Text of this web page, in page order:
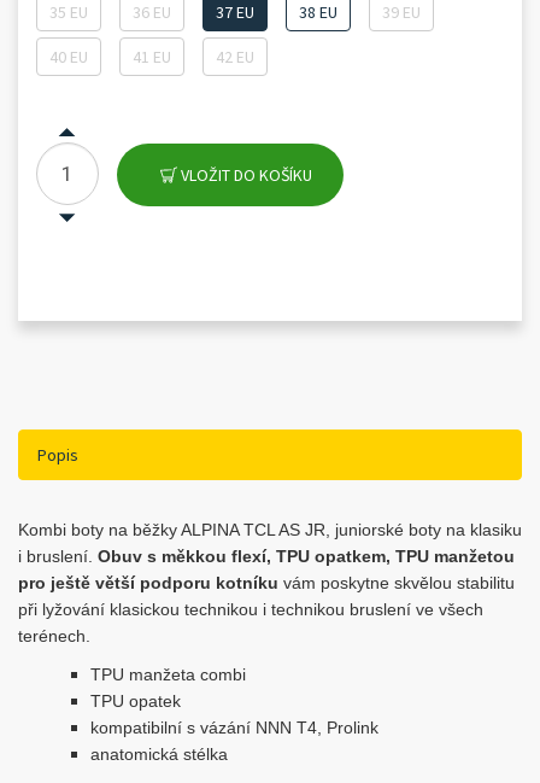
35 EU
36 EU 37 EU 38 EU 39 EU
40 EU 41 EU 42 EU
VLOŽIT DO KOŠÍKU
Popis
Kombi boty na běžky ALPINA TCL AS JR, juniorské boty na klasiku
i bruslení. Obuv s měkkou flexí, TPU opatkem, TPU manžetou
pro ještě větší podporu kotníku vám poskytne skvělou stabilitu
při lyžování klasickou technikou i technikou bruslení ve všech
terénech.
TPU manžeta combi
TPU opatek
kompatibilní s vázání NNN T4, Prolink
anatomická stélka